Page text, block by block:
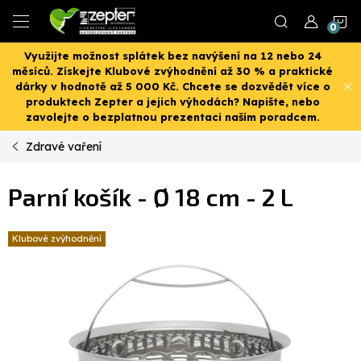
obsah
Využijte možnost splátek bez navýšení na 12 nebo 24
měsíců. Získejte Klubové zvýhodnění až 30 % a praktické
dárky v hodnotě až 5 000 Kč. Chcete se dozvědět více o
produktech Zepter a jejich výhodách? Napište, nebo
zavolejte o bezplatnou prezentaci naším poradcem.
Zdravé vaření
Parní košík - Ø 18 cm - 2 L
Klubové zvýhodnění